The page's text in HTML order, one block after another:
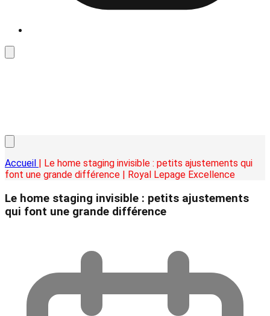
Accueil | Le home staging invisible : petits ajustements qui
font une grande différence | Royal Lepage Excellence
Le home staging invisible : petits ajustements
qui font une grande différence